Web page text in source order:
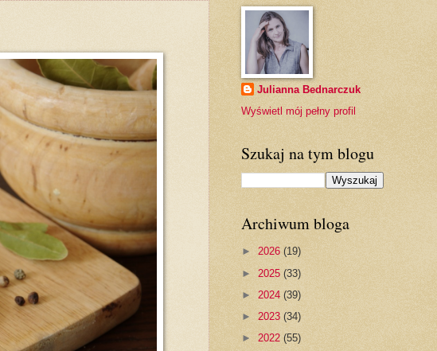
Julianna Bednarczuk
Wyświetl mój pełny profil
Szukaj na tym blogu
Archiwum bloga
► 2026 (19)
► 2025 (33)
► 2024 (39)
► 2023 (34)
► 2022 (55)